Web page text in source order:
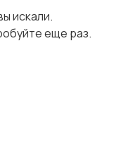
искали.
еще раз.